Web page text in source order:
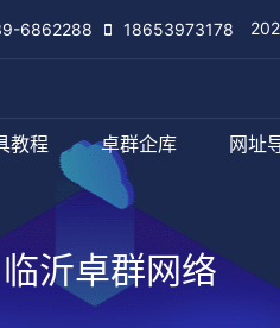
6862288 18653973178
教程 卓群企库 网址
临沂卓群网络